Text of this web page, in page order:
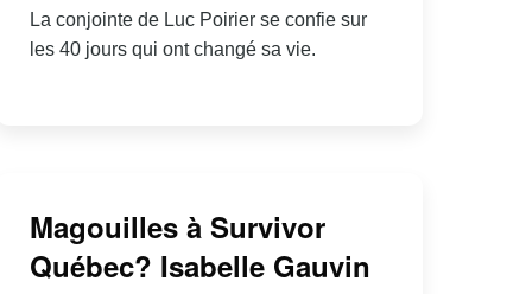
La conjointe de Luc Poirier se confie sur
les 40 jours qui ont changé sa vie.
Magouilles à Survivor
Québec? Isabelle Gauvin